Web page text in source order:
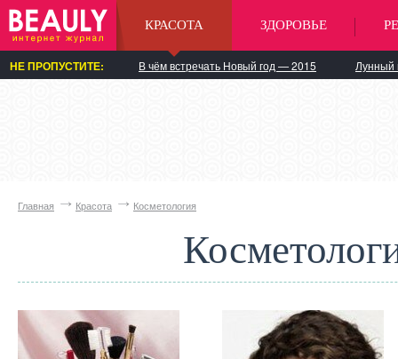
КРАСОТА ЗДОРОВЬЕ
НЕ ПРОПУСТИТЕ: В чём встречать Новый год — 2015 Лунный
Главная Красота Косметология